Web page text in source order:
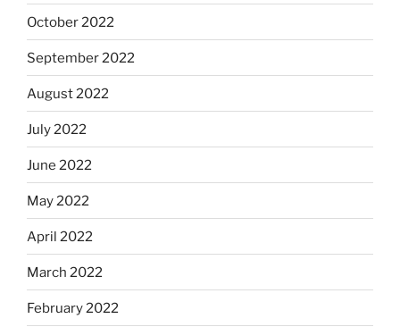
October 2022
September 2022
August 2022
July 2022
June 2022
May 2022
April 2022
March 2022
February 2022